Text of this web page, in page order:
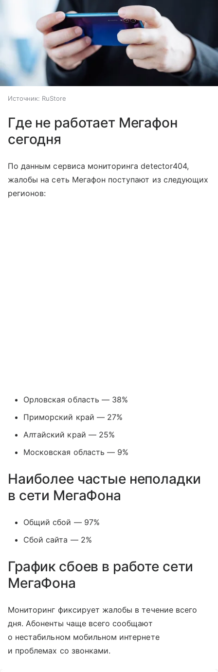
Источник: RuStore
Где не работает Мегафон
сегодня
По данным сервиса мониторинга detector404,
жалобы на сеть Мегафон поступают из следующих
регионов:
Орловская область — 38%
Приморский край — 27%
Алтайский край — 25%
Московская область — 9%
Наиболее частые неполадки
в сети МегаФона
Общий сбой — 97%
Сбой сайта — 2%
График сбоев в работе сети
МегаФона
Мониторинг фиксирует жалобы в течение всего
дня. Абоненты чаще всего сообщают
о нестабильном мобильном интернете
и проблемах со звонками.